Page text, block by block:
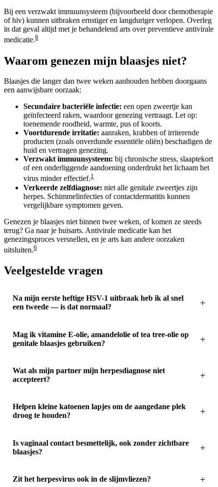
Bij een verzwakt immuunsysteem (bijvoorbeeld door chemotherapie
of hiv) kunnen uitbraken ernstiger en langduriger verlopen. Overleg
in dat geval altijd met je behandelend arts over preventieve antivirale
medicatie.8
Waarom genezen mijn blaasjes niet?
Blaasjes die langer dan twee weken aanhouden hebben doorgaans
een aanwijsbare oorzaak:
Secundaire bacteriële infectie: een open zweertje kan
geïnfecteerd raken, waardoor genezing vertraagt. Let op:
toenemende roodheid, warmte, pus of koorts.
Voortdurende irritatie: aanraken, krabben of irriterende
producten (zoals onverdunde essentiële oliën) beschadigen de
huid en vertragen genezing.
Verzwakt immuunsysteem: bij chronische stress, slaaptekort
of een onderliggende aandoening onderdrukt het lichaam het
virus minder effectief.1
Verkeerde zelfdiagnose: niet alle genitale zweertjes zijn
herpes. Schimmelinfecties of contactdermatitis kunnen
vergelijkbare symptomen geven.
Genezen je blaasjes niet binnen twee weken, of komen ze steeds
terug? Ga naar je huisarts. Antivirale medicatie kan het
genezingsproces versnellen, en je arts kan andere oorzaken
uitsluiten.6
Veelgestelde vragen
Na mijn eerste heftige HSV-1 uitbraak heb ik al snel
een tweede — is dat normaal?
Mag ik vitamine E-olie, amandelolie of tea tree-olie op
genitale blaasjes gebruiken?
Wat als mijn partner mijn herpesdiagnose niet
accepteert?
Helpen kleine katoenen lapjes om de aangedane plek
droog te houden?
Is vaginaal contact besmettelijk, ook zonder zichtbare
blaasjes?
Zit het herpesvirus ook in de slijmvliezen?